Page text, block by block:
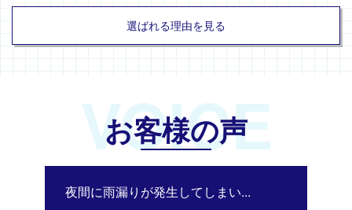
選ばれる理由を見る
VOICE
お客様の声
夜間に雨漏りが発生してしまい...